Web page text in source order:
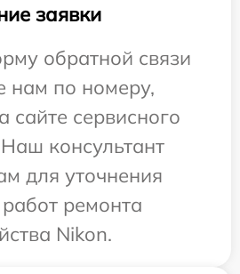
заявки
обратной связи
нам по номеру,
сайте сервисного
консультант
для уточнения
ремонта
Nikon.